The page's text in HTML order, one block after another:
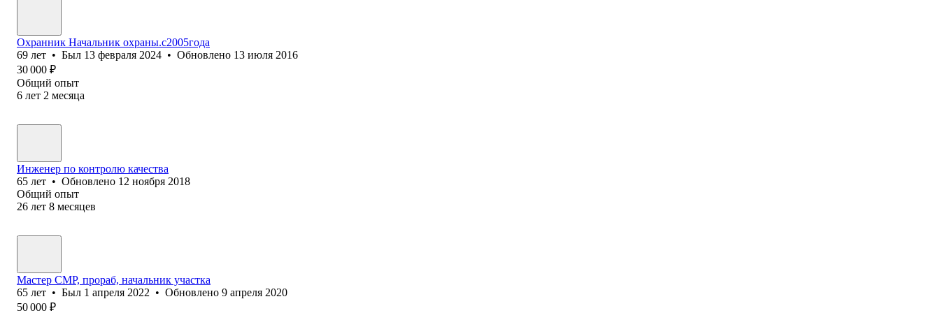
Охранник Начальник охраны.c2005года
69 лет • Был 13 февраля 2024 • Обновлено 13 июля 2016
30 000 ₽
Общий опыт
6 лет 2 месяца
Инженер по контролю качества
65 лет • Обновлено 12 ноября 2018
Общий опыт
26 лет 8 месяцев
Мастер СМР, прораб, начальник участка
65 лет • Был 1 апреля 2022 • Обновлено 9 апреля 2020
50 000 ₽